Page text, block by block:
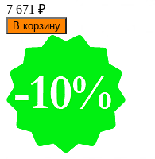
7 671
₽
В корзину